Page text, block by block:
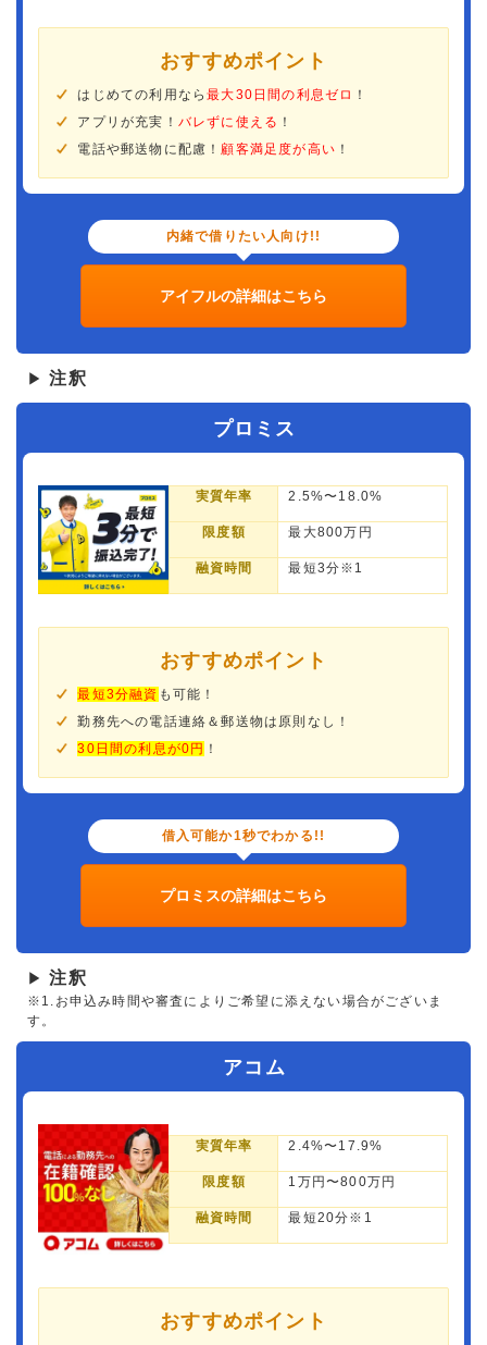
おすすめポイント
はじめての利用なら最大30日間の利息ゼロ ！
アプリが充実！ バレずに使える ！
電話や郵送物に配慮！ 顧客満足度が高い ！
内緒で借りたい人向け!!
アイフルの詳細はこちら
▶ 注釈
プロミス
実質年率 2.5%〜18.0%
限度額 最大800万円
融資時間 最短3分※1
おすすめポイント
最短3分融資 も可能！
勤務先への電話連絡＆郵送物は原則なし！
30日間の利息が0円 ！
借入可能か1秒でわかる!!
プロミスの詳細はこちら
▶ 注釈
※1.お申込み時間や審査によりご希望に添えない場合がございま
す。
アコム
実質年率 2.4%〜17.9%
限度額 1万円〜800万円
融資時間 最短20分※1
おすすめポイント